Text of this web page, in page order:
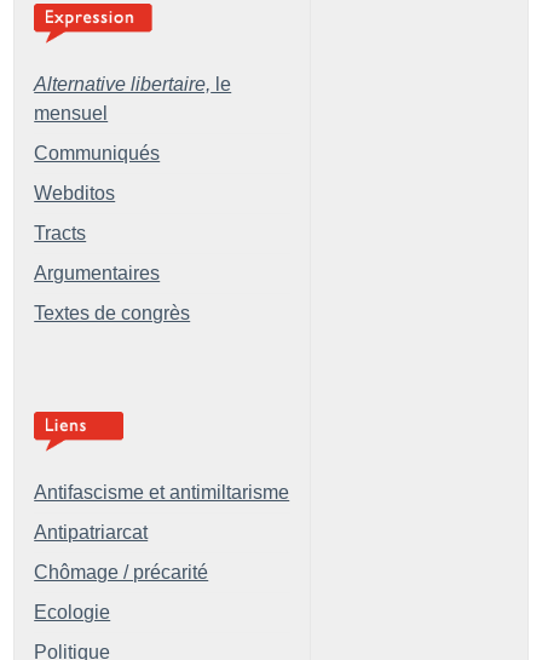
Alternative libertaire, le
mensuel
Communiqués
Webditos
Tracts
Argumentaires
Textes de congrès
Antifascisme et antimiltarisme
Antipatriarcat
Chômage / précarité
Ecologie
Politique